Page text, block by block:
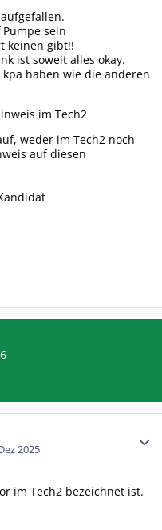
sein
keinen gibt!!
ist soweit alles okay.
haben wie die anderen
im Tech2
weder im Tech2 noch
auf diesen
2025
im Tech2 bezeichnet ist.